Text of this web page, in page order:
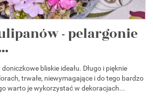
- pelargonie
bliskie ideału. Długo i pięknie
trwałe, niewymagające i do tego bardzo
warto je wykorzystać w dekoracjach...